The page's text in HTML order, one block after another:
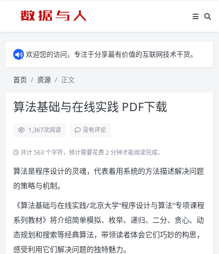
欢迎您的访问，专注于分享最有价值的互联网技术干货。
首页 资源 正文
算法基础与在线实践 PDF下载
1,367次阅读 没有评论
共计 563 个字符，预计需要花费 2 分钟才能阅读完成。
算法是程序设计的灵魂，代表着用系统的方法描述解决问题
的策略与机制。
《算法基础与在线实践/北京大学“程序设计与算法”专项课程
系列教材》将介绍简单模拟、枚举、递归、二分、贪心、动
态规划和搜索等经典算法，带领读者体会它们巧妙的构思，
感受利用它们解决问题的独特魅力。